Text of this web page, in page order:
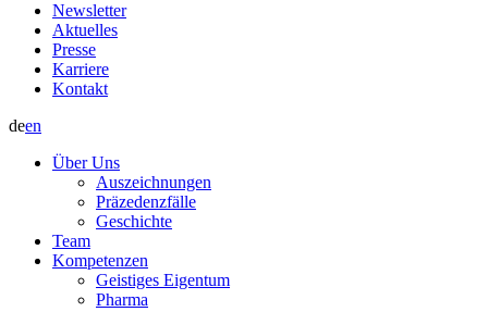
Newsletter
Aktuelles
Presse
Karriere
Kontakt
deen
Über Uns
Auszeichnungen
Präzedenzfälle
Geschichte
Team
Kompetenzen
Geistiges Eigentum
Pharma